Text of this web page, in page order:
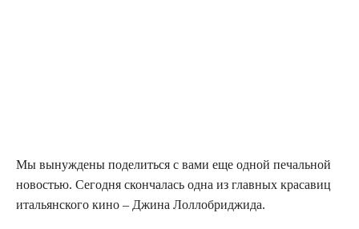
Мы вынуждены поделиться с вами еще одной печальной
новостью. Сегодня скончалась одна из главных красавиц
итальянского кино – Джина Лоллобриджида.